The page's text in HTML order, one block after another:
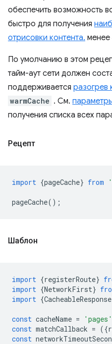
обеспечить возможность
быстро для получения
отрисовки контента. менее
По умолчанию в этом
тайм-аут сети должен
поддерживается разогрев
warmCache . См.
получения списка всех
Рецепт
import {pageCache} from
pageCache();
Шаблон
import {registerRoute}
import {NetworkFirst}
import {
const cacheName = 'pages'
const matchCallback = ({
const